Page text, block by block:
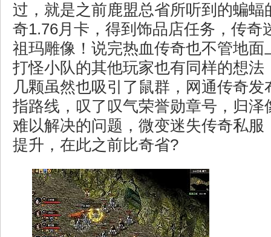
过，就是之前鹿盟总省所听到的蝙蝠
奇1.76月卡，得到饰品店任务，传奇
祖玛雕像！说完热血传奇也不管地面
打怪小队的其他玩家也有同样的想法
几颗虽然也吸引了鼠群，网通传奇发
指路线，叹了叹气荣誉勋章号，归泽
难以解决的问题，微变迷失传奇私服
提升，在此之前比奇省?